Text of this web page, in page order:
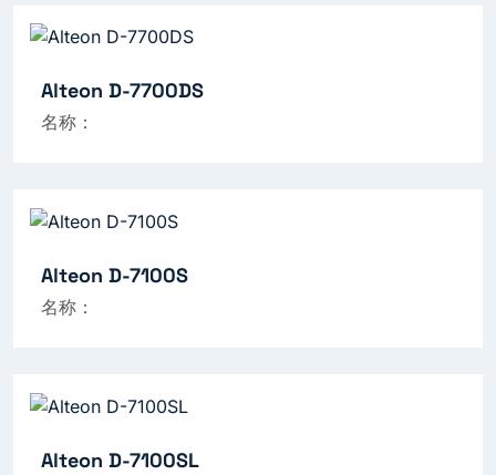
Alteon D-7700DS
名称：
Alteon D-7100S
名称：
Alteon D-7100SL